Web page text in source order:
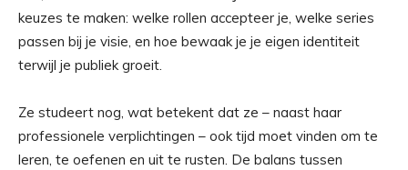
keuzes te maken: welke rollen accepteer je, welke series
passen bij je visie, en hoe bewaak je je eigen identiteit
terwijl je publiek groeit.
Ze studeert nog, wat betekent dat ze – naast haar
professionele verplichtingen – ook tijd moet vinden om te
leren, te oefenen en uit te rusten. De balans tussen